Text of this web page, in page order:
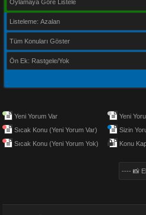
Listeleme: Azalan
Tüm Konuları Göster
Ön Ek: Rastgele/Yok
Yeni Yorum Var
Sıcak Konu (Yeni Yorum Var)
Sıcak Konu (Yeni Yorum Yok)
Yeni
Sizin
Konu
---- 📸